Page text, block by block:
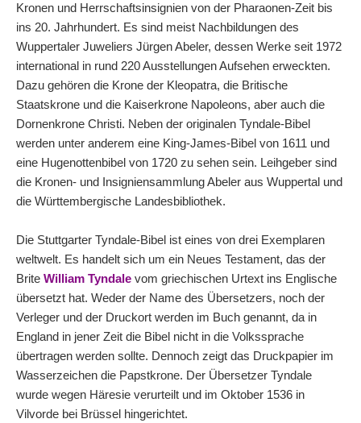
Kronen und Herrschaftsinsignien von der Pharaonen-Zeit bis
ins 20. Jahrhundert. Es sind meist Nachbildungen des
Wuppertaler Juweliers Jürgen Abeler, dessen Werke seit 1972
international in rund 220 Ausstellungen Aufsehen erweckten.
Dazu gehören die Krone der Kleopatra, die Britische
Staatskrone und die Kaiserkrone Napoleons, aber auch die
Dornenkrone Christi. Neben der originalen Tyndale-Bibel
werden unter anderem eine King-James-Bibel von 1611 und
eine Hugenottenbibel von 1720 zu sehen sein. Leihgeber sind
die Kronen- und Insigniensammlung Abeler aus Wuppertal und
die Württembergische Landesbibliothek.
Die Stuttgarter Tyndale-Bibel ist eines von drei Exemplaren
weltwelt. Es handelt sich um ein Neues Testament, das der
Brite William Tyndale vom griechischen Urtext ins Englische
übersetzt hat. Weder der Name des Übersetzers, noch der
Verleger und der Druckort werden im Buch genannt, da in
England in jener Zeit die Bibel nicht in die Volkssprache
übertragen werden sollte. Dennoch zeigt das Druckpapier im
Wasserzeichen die Papstkrone. Der Übersetzer Tyndale
wurde wegen Häresie verurteilt und im Oktober 1536 in
Vilvorde bei Brüssel hingerichtet.